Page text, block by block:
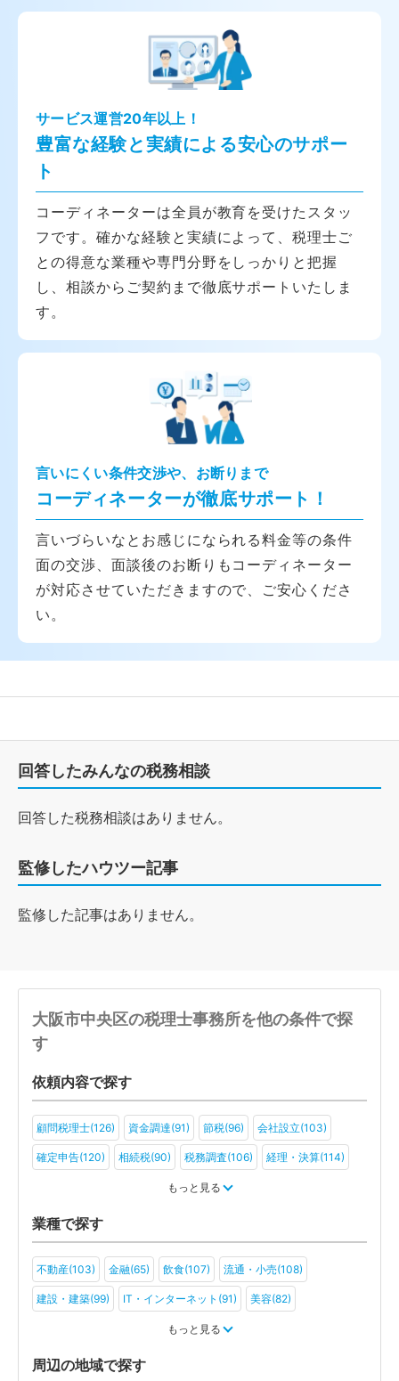
サービス運営20年以上！
豊富な経験と実績による安心のサポー
ト
コーディネーターは全員が教育を受けたスタッ
フです。確かな経験と実績によって、税理士ご
との得意な業種や専門分野をしっかりと把握
し、相談からご契約まで徹底サポートいたしま
す。
言いにくい条件交渉や、お断りまで
コーディネーターが徹底サポート！
言いづらいなとお感じになられる料金等の条件
面の交渉、面談後のお断りもコーディネーター
が対応させていただきますので、ご安心くださ
い。
回答したみんなの税務相談
回答した税務相談はありません。
監修したハウツー記事
監修した記事はありません。
大阪市中央区の税理士事務所を他の条件で探
す
依頼内容で探す
顧問税理士(126) 資金調達(91) 節税(96) 会社設立(103)
確定申告(120) 相続税(90) 税務調査(106) 経理・決算(114)
もっと見る
業種で探す
不動産(103) 金融(65) 飲食(107) 流通・小売(108)
建設・建築(99) IT・インターネット(91) 美容(82)
教育(68)
旅行・ホテル(59) アミューズメント・レジャー(56)
もっと見る
周辺の地域で探す